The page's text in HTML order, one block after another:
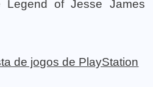
Legend of Jesse James
de jogos de PlayStation